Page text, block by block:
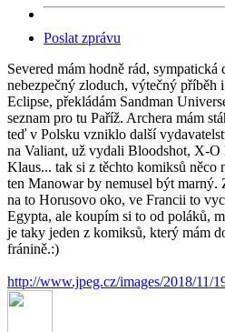
Poslat zprávu
Severed mám hodně rád,
nebezpečný zloduch, výtečný příběh
Eclipse, překládám Sandman
seznam pro tu Paříž. Archera mám
teď v Polsku vzniklo další
na Valiant, už vydali Bloodshot, X-O
Klaus... tak si z těchto komiksů něco
ten Manowar by nemusel být marný.
na to Horusovo oko, ve Francii to
Egypta, ale koupím si to od poláků,
je taky jeden z komiksů, který mám
fránině.:)
http://www.jpeg.cz/images/2018/11/